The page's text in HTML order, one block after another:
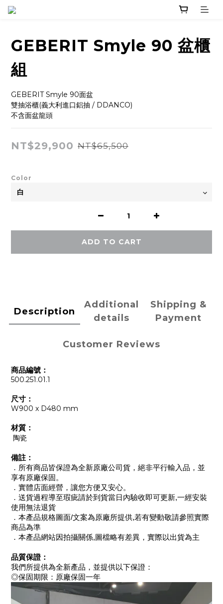
GEBERIT Smyle 90 盆櫃
組
GEBERIT Smyle 90面盆
雙抽浴櫃(義大利進口鋁抽 / DDANCO)
不含面盆龍頭
NT$29,900 NT$65,500
Color
ADD TO CART
Description
Additional
details
Shipping &
Payment
Customer Reviews
商品編號：
500.251.01.1
尺寸：
W900 x D480 mm
材質：
陶瓷
備註：
．所有商品皆保證為全新原廠公司貨，絕非平行輸入品，並
享有原廠保固。
．實體店面經營，讓您方便又安心。
．送貨過程導至瑕疵請於到貨當日內驗收即可更新,一經安裝
使用無法退貨
．本產品規格圖面/文案為原廠所提供,若有變動敬請參照實際
商品為準
．本產品網站因拍攝關係,圖檔略有差異，實際以出貨為主
品質保證：
我們所提供為全新產品，並提供以下保證：
◎保固期限：原廠保固一年